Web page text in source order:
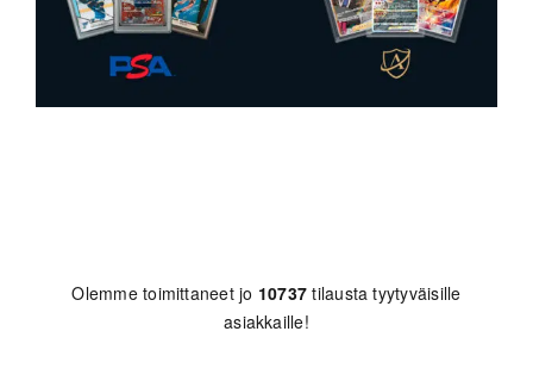
Olemme toimittaneet jo 10737 tilausta tyytyväisille
asiakkaille!